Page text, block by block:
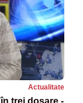
Actualitate
trei dosare -